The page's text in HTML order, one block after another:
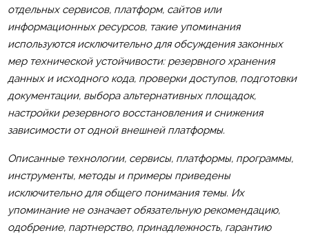
отдельных сервисов, платформ, сайтов или
информационных ресурсов, такие упоминания
используются исключительно для обсуждения законных
мер технической устойчивости: резервного хранения
данных и исходного кода, проверки доступов, подготовки
документации, выбора альтернативных площадок,
настройки резервного восстановления и снижения
зависимости от одной внешней платформы.
Описанные технологии, сервисы, платформы, программы,
инструменты, методы и примеры приведены
исключительно для общего понимания темы. Их
упоминание не означает обязательную рекомендацию,
одобрение, партнерство, принадлежность, гарантию